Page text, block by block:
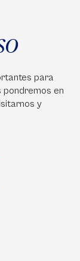
para
pondremos en
y